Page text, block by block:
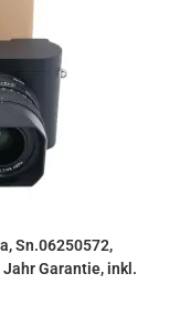
Sn.06250572,
Jahr Garantie, inkl.